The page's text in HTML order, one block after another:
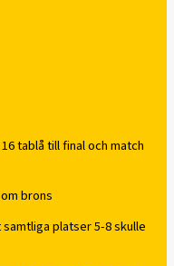
tablå till final och match
brons
platser 5-8 skulle